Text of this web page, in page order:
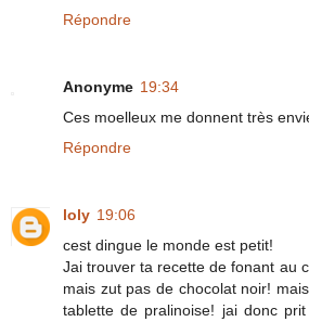
Répondre
Anonyme 19:34
Ces moelleux me donnent très
Répondre
loly 19:06
cest dingue le monde est petit!
Jai trouver ta recette de fonant au
mais zut pas de chocolat noir!
tablette de pralinoise! jai donc